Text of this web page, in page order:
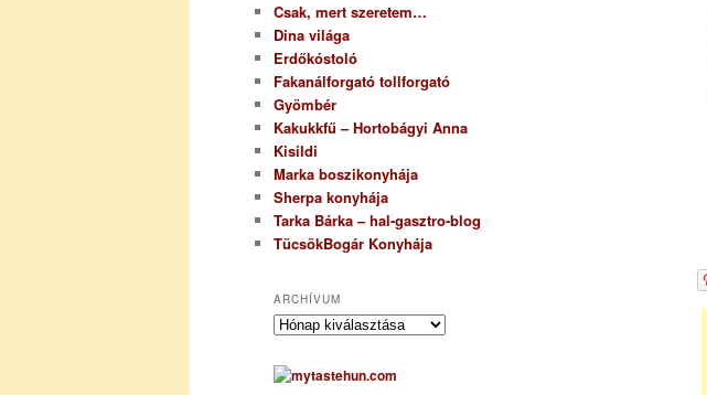
Csak, mert szeretem…
Dina világa
Erdőkóstoló
Fakanálforgató tollforgató
Gyömbér
Kakukkfű – Hortobágyi Anna
Kisildi
Marka boszikonyhája
Sherpa konyhája
Tarka Bárka – hal-gasztro-blog
TücsökBogár Konyhája
ARCHÍVUM
A
c
h